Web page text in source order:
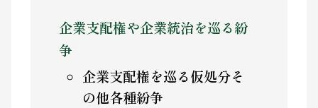
企業支配権や企業統治を巡る紛
争
企業支配権を巡る仮処分そ
の他各種紛争